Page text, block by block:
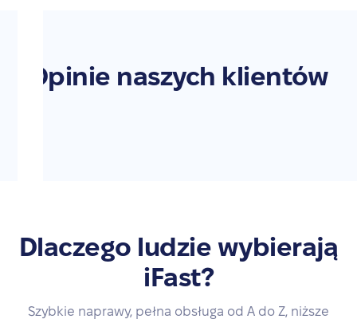
Opinie naszych klientów
Dlaczego ludzie wybierają
iFast?
Szybkie naprawy, pełna obsługa od A do Z, niższe